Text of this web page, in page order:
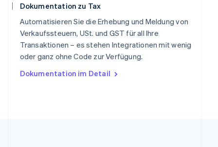
Dokumentation zu Tax
Automatisieren Sie die Erhebung und Meldung von
Verkaufssteuern, USt. und GST für all Ihre
Transaktionen – es stehen Integrationen mit wenig
oder ganz ohne Code zur Verfügung.
Dokumentation im Detail
Spanien
EspañolEnglish
ไทยEnglish
Tschechische Republik
English
English